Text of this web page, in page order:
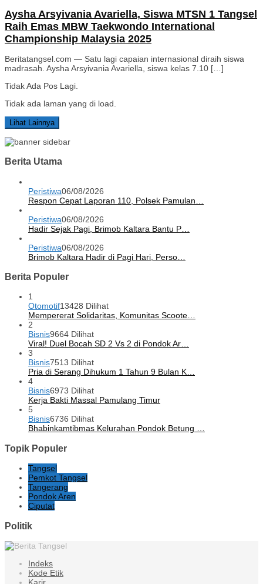
Aysha Arsyivania Avariella, Siswa MTSN 1 Tangsel
Raih Emas MBW Taekwondo International
Championship Malaysia 2025
Beritatangsel.com — Satu lagi capaian internasional diraih siswa
madrasah. Aysha Arsyivania Avariella, siswa kelas 7.10 […]
Tidak Ada Pos Lagi.
Tidak ada laman yang di load.
Lihat Lainnya
Berita Utama
Peristiwa06/08/2026
Respon Cepat Laporan 110, Polsek Pamulan…
Peristiwa06/08/2026
Hadir Sejak Pagi, Brimob Kaltara Bantu P…
Peristiwa06/08/2026
Brimob Kaltara Hadir di Pagi Hari, Perso…
Berita Populer
1
Otomotif13428 Dilihat
Mempererat Solidaritas, Komunitas Scoote…
2
Bisnis9664 Dilihat
Viral! Duel Bocah SD 2 Vs 2 di Pondok Ar…
3
Bisnis7513 Dilihat
Pria di Serang Dihukum 1 Tahun 9 Bulan K…
4
Bisnis6973 Dilihat
Kerja Bakti Massal Pamulang Timur
5
Bisnis6736 Dilihat
Bhabinkamtibmas Kelurahan Pondok Betung …
Topik Populer
Tangsel
Pemkot Tangsel
Tangerang
Pondok Aren
Ciputat
Politik
Indeks
Kode Etik